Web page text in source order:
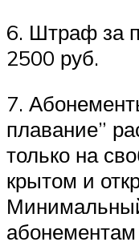
6. Штраф за
2500 руб.
7.
плавание”
только на
крытом и